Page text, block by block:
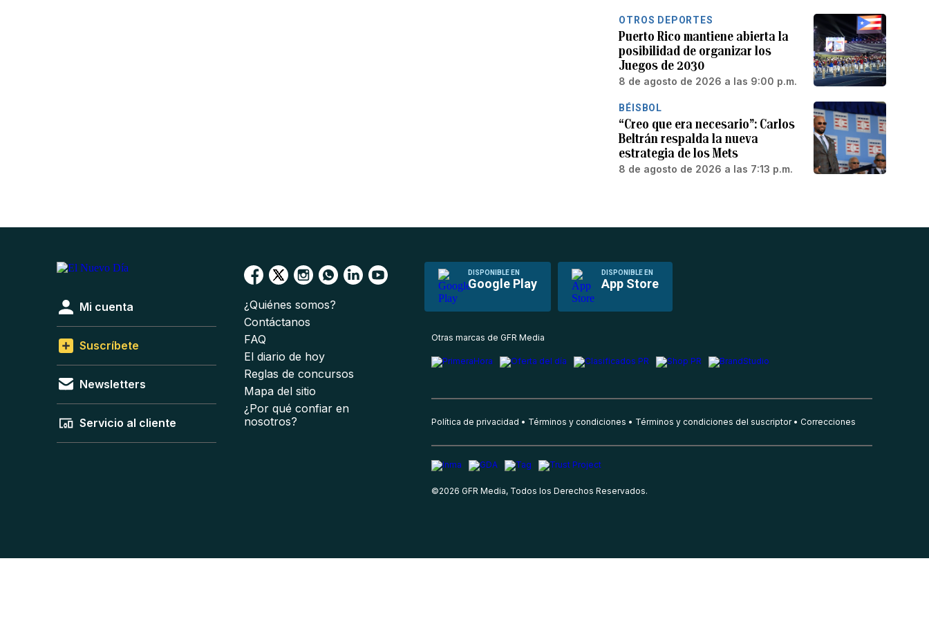
OTROS DEPORTES
Puerto Rico mantiene abierta la
posibilidad de organizar los
Juegos de 2030
8 de agosto de 2026 a las 9:00 p.m.
BÉISBOL
“Creo que era necesario”: Carlos
Beltrán respalda la nueva
estrategia de los Mets
8 de agosto de 2026 a las 7:13 p.m.
DISPONIBLE EN
Google Play
DISPONIBLE EN
App Store
Mi cuenta
Suscríbete
Newsletters
Servicio al cliente
¿Quiénes somos?
Contáctanos
FAQ
El diario de hoy
Reglas de concursos
Mapa del sitio
¿Por qué confiar en
nosotros?
Otras marcas de GFR Media
Política de privacidad Términos y condiciones Términos y condiciones del suscriptor Correcciones
©2026 GFR Media, Todos los Derechos Reservados.